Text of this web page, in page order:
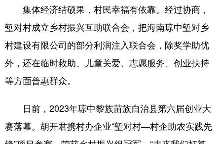
集体经济结硕果，村民幸福有依靠。经过协商，
堑对村成立乡村振兴互助联合会，把海南琼中堑对乡
村建设有限公司的部分利润注入联合会，除奖学助优
外，还在临时救助、儿童关爱、志愿服务、创业扶持
等方面普惠群众。
日前，2023年琼中黎族苗族自治县第六届创业大
赛落幕。胡开君携村办企业“堑对村—村企助农实践先